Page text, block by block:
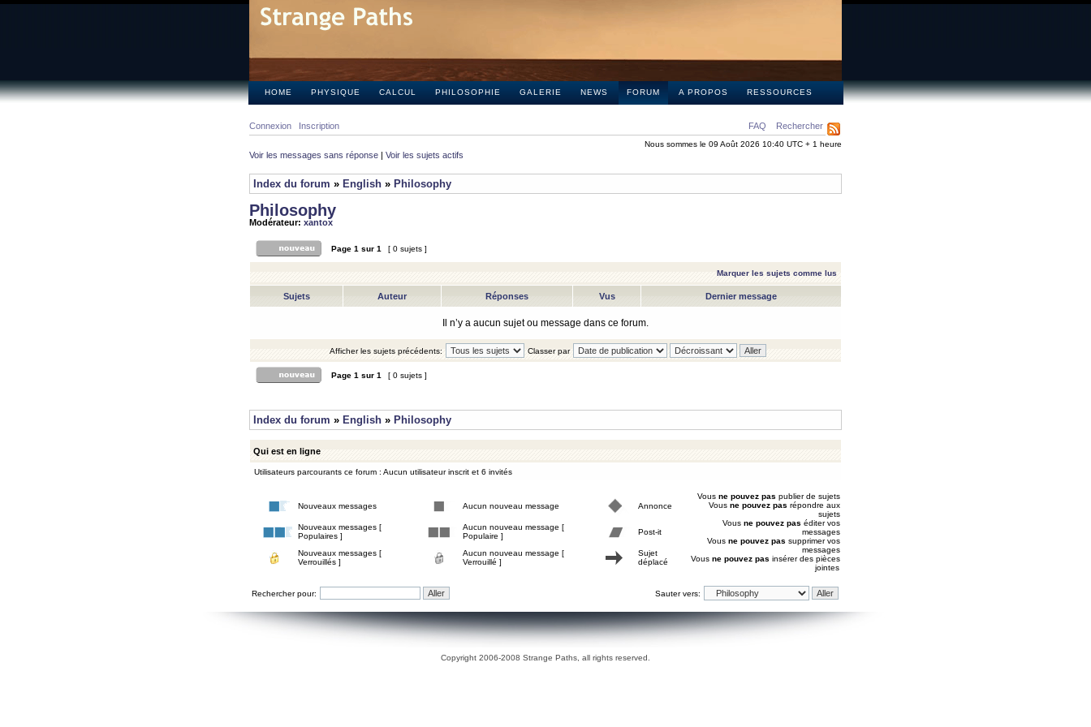
HOME PHYSIQUE CALCUL PHILOSOPHIE GALERIE NEWS FORUM A PROPOS RESSOURCES
FAQ Rechercher
Connexion Inscription
Nous sommes le 09 Août 2026 10:40 UTC + 1 heure
Voir les messages sans réponse | Voir les sujets actifs
Index du forum » English » Philosophy
Philosophy
Modérateur: xantox
Page 1 sur 1 [ 0 sujets ]
Marquer les sujets comme lus
Sujets Auteur Réponses Vus Dernier message
Il n’y a aucun sujet ou message dans ce forum.
Afficher les sujets précédents: Classer par
Page 1 sur 1 [ 0 sujets ]
Index du forum » English » Philosophy
Qui est en ligne
Utilisateurs parcourants ce forum : Aucun utilisateur inscrit et 6 invités
Nouveaux messages Aucun nouveau message Annonce
Nouveaux messages [
Populaires ]
Aucun nouveau message [
Populaire ]
Post-it
Nouveaux messages [
Verrouillés ]
Aucun nouveau message [
Verrouillé ]
Sujet
déplacé
Vous ne pouvez pas publier de sujets
Vous ne pouvez pas répondre aux
sujets
Vous ne pouvez pas éditer vos
messages
Vous ne pouvez pas supprimer vos
messages
Vous ne pouvez pas insérer des pièces
jointes
Rechercher pour: Sauter vers:
Copyright 2006-2008 Strange Paths, all rights reserved.